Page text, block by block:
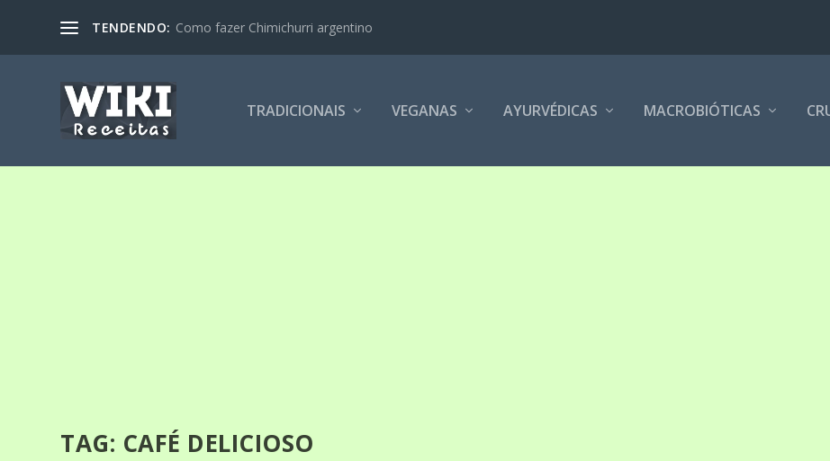
TENDENDO: Como fazer Chimichurri argentino
TRADICIONAIS VEGANAS AYURVÉDICAS MACROBIÓTICAS
TAG: CAFÉ DELICIOSO